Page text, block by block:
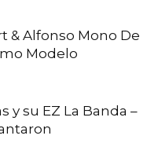
& Alfonso Mono De
Modelo
y su EZ La Banda –